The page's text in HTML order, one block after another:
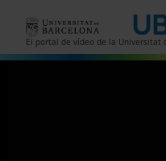
El portal de vídeo de la Universitat